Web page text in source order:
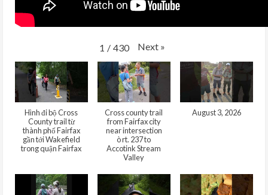
1 / 430 Next »
Hình đi bộ Cross
County trail từ
thành phố Fairfax
gần tới Wakefield
trong quận Fairfax
Cross county trail
from Fairfax city
near intersection
ò rt. 237 to
Accotink Stream
Valley
August 3, 2026